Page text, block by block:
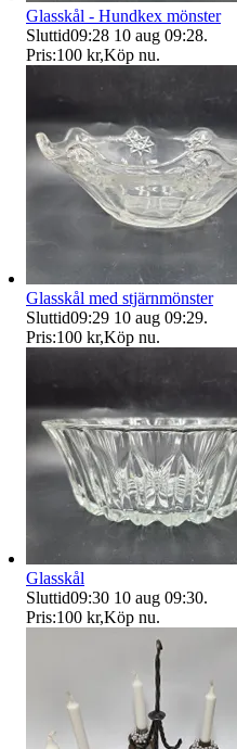
Glasskål - Hundkex mönster
Sluttid09:28 10 aug 09:28.
Pris:100 kr,Köp nu.
Glasskål med stjärnmönster
Sluttid09:29 10 aug 09:29.
Pris:100 kr,Köp nu.
Glasskål
Sluttid09:30 10 aug 09:30.
Pris:100 kr,Köp nu.